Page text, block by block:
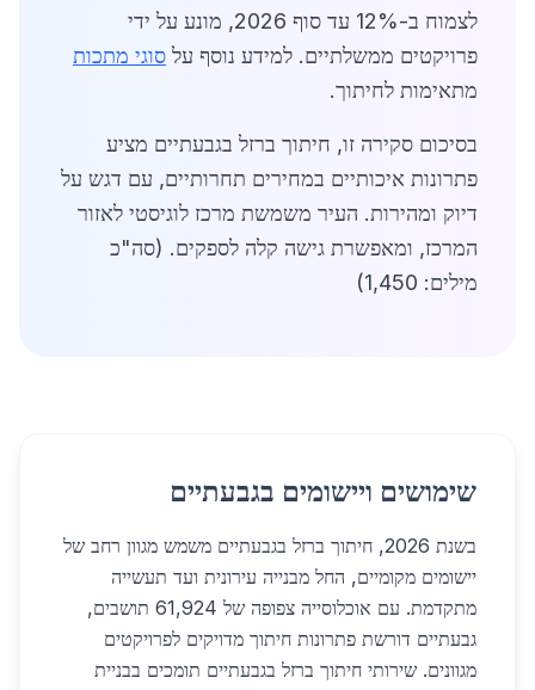
לצמוח ב-12% עד סוף 2026, מונע על ידי
פרויקטים ממשלתיים. למידע נוסף על סוגי מתכות
מתאימות לחיתוך.
בסיכום סקירה זו, חיתוך ברזל בגבעתיים מציע
פתרונות איכותיים במחירים תחרותיים, עם דגש על
דיוק ומהירות. העיר משמשת מרכז לוגיסטי לאזור
המרכז, ומאפשרת גישה קלה לספקים. (סה"כ
מילים: 1,450)
שימושים ויישומים בגבעתיים
בשנת 2026, חיתוך ברזל בגבעתיים משמש מגוון רחב של
יישומים מקומיים, החל מבנייה עירונית ועד תעשייה
מתקדמת. עם אוכלוסייה צפופה של 61,924 תושבים,
גבעתיים דורשת פתרונות חיתוך מדויקים לפרויקטים
מגוונים. שירותי חיתוך ברזל בגבעתיים תומכים בבניית